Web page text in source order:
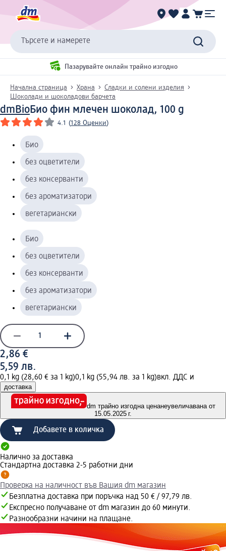
Търсете и намерете
Пазарувайте онлайн трайно изгодно
Начална страница Храна
Сладки и солени изделия
Шоколади и шоколадови барчета
dmBioБио фин млечен шоколад, 100 g
4.1 (128 Оценки)
Био
без оцветители
без консерванти
без ароматизатори
вегетариански
Био
без оцветители
без консерванти
без ароматизатори
вегетариански
2,86 €
5,59 лв.
0,1 kg (28,60 € за 1 kg)0,1 kg (55,94 лв. за 1 kg)вкл. ДДС и
доставка
dm трайно изгодна ценанеувеличавана от
15.05.2025 г.
Добавете в количка
Налично за доставка
Стандартна доставка 2-5 работни дни
Проверка на наличност във Вашия dm магазин
Безплатна доставка при поръчка над 50 € / 97,79 лв.
Експресно получаване от dm магазин до 60 минути.
Разнообразни начини на плащане.